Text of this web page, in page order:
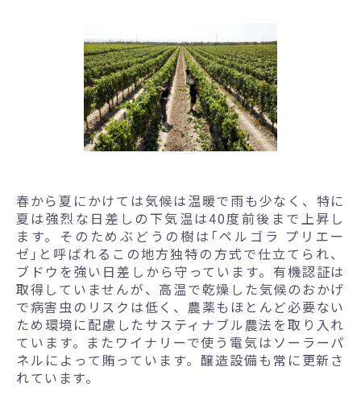
春から夏にかけては気候は温暖で雨も少なく、特に
夏は強烈な日差しの下気温は40度前後まで上昇し
ます。そのためぶどうの樹は｢ペルゴラ プリエー
ゼ｣と呼ばれるこの地方独特の方式で仕立てられ、
ブドウを強い日差しから守っています。有機認証は
取得していませんが、高温で乾燥した気候のおかげ
で病害虫のリスクは低く、農薬もほとんど必要ない
ため環境に配慮したサスティナブル農法を取り入れ
ています。またワイナリーで使う電気はソーラーパ
ネルによって賄っています。醸造設備も常に更新さ
れています。